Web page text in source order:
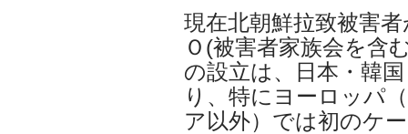
現在北朝鮮拉致被害
Ｏ(被害者家族会を含
の設立は、日本・韓
り、特にヨーロッパ
ア以外）では初のケ